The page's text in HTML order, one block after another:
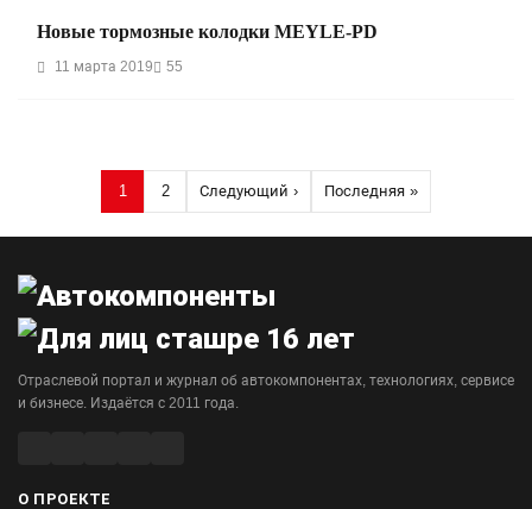
Новые тормозные колодки MEYLE-PD
11 марта 2019 55
Нумерация страниц
Страница
1
Страница
2
Следующая страница
Следующий ›
Последняя страница
Последняя »
Отраслевой портал и журнал об автокомпонентах, технологиях, сервисе
и бизнесе. Издаётся с 2011 года.
О ПРОЕКТЕ